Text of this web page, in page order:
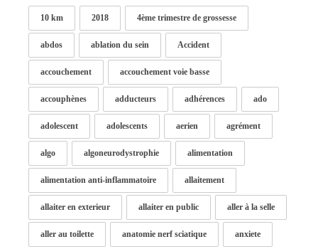
10 km 2018 4ème trimestre de grossesse
abdos ablation du sein Accident
accouchement accouchement voie basse
accouphènes adducteurs adhérences ado
adolescent adolescents aerien agrément
algo algoneurodystrophie alimentation
alimentation anti-inflammatoire allaitement
allaiter en exterieur allaiter en public aller à la selle
aller au toilette anatomie nerf sciatique anxiete